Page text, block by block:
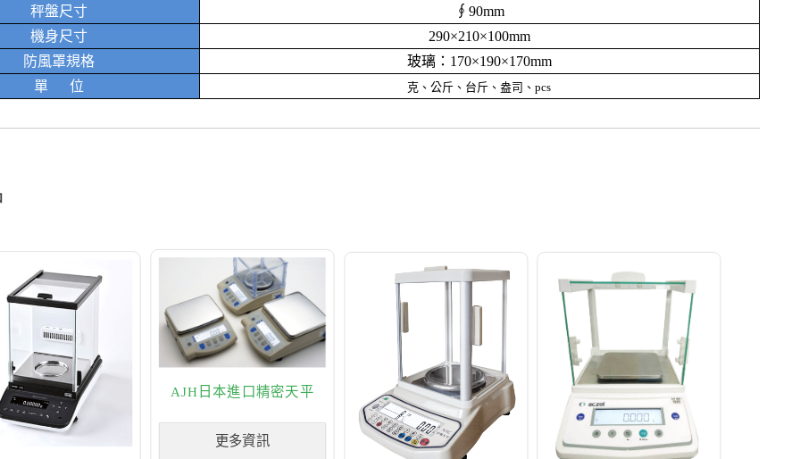
秤盤尺寸
∮90mm
機身尺寸
290×210×100mm
防風罩規格
玻璃：170×190×170mm
單 位
克、公斤、台斤、盎司、pcs
AJH日本進口精密天平
更多資訊